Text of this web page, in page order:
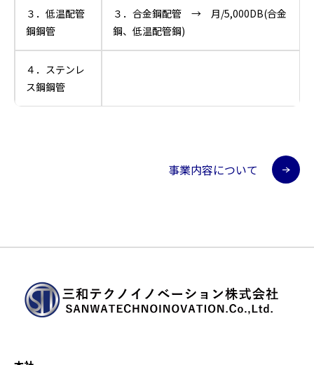
３．低温配管
鋼鋼管
３．合金鋼配管 → 月/5,000DB(合金
鋼、低温配管鋼)
４．ステンレ
ス鋼鋼管
事業内容について